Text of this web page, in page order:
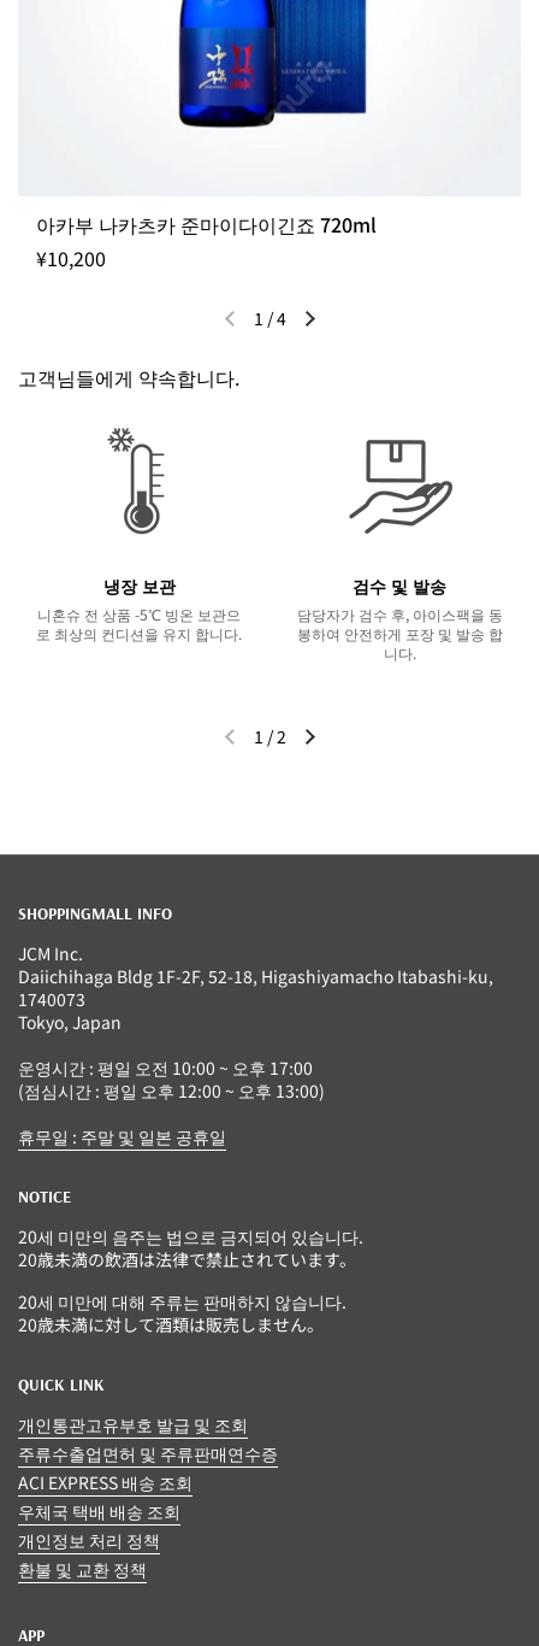
아카부 나카츠카 준마이다이긴죠 720ml
¥10,200
이전 슬라이드다음 슬라이드
1 /4
고객님들에게 약속합니다.
냉장 보관
니혼슈 전 상품 -5℃ 빙온 보관으
로 최상의 컨디션을 유지 합니다.
검수 및 발송
담당자가 검수 후, 아이스팩을 동
봉하여 안전하게 포장 및 발송 합
니다.
이전 슬라이드다음 슬라이드
1 /2
SHOPPINGMALL INFO
JCM Inc.
Daiichihaga Bldg 1F-2F, 52-18, Higashiyamacho Itabashi-ku,
1740073
Tokyo, Japan
운영시간 : 평일 오전 10:00 ~ 오후 17:00
(점심시간 : 평일 오후 12:00 ~ 오후 13:00)
휴무일 : 주말 및 일본 공휴일
NOTICE
20세 미만의 음주는 법으로 금지되어 있습니다.
20歳未満の飲酒は法律で禁止されています。
20세 미만에 대해 주류는 판매하지 않습니다.
20歳未満に対して酒類は販売しません。
QUICK LINK
개인통관고유부호 발급 및 조회
주류수출업면허 및 주류판매연수증
ACI EXPRESS 배송 조회
우체국 택배 배송 조회
개인정보 처리 정책
환불 및 교환 정책
APP